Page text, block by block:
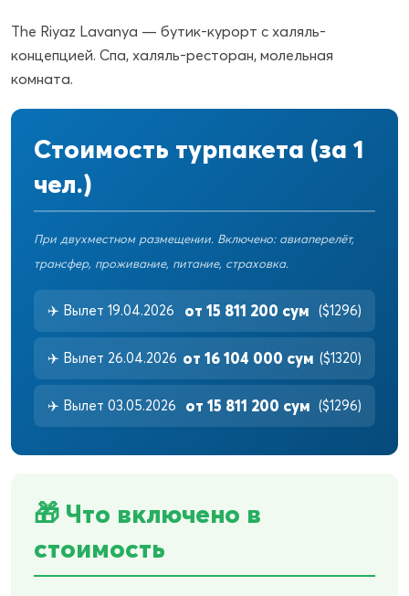
The Riyaz Lavanya — бутик-курорт с халяль-
концепцией. Спа, халяль-ресторан, молельная
комната.
Стоимость турпакета (за 1
чел.)
При двухместном размещении. Включено: авиаперелёт,
трансфер, проживание, питание, страховка.
✈️ Вылет 19.04.2026 от 15 811 200 сум ($1296)
✈️ Вылет 26.04.2026 от 16 104 000 сум ($1320)
✈️ Вылет 03.05.2026 от 15 811 200 сум ($1296)
🎁 Что включено в
стоимость